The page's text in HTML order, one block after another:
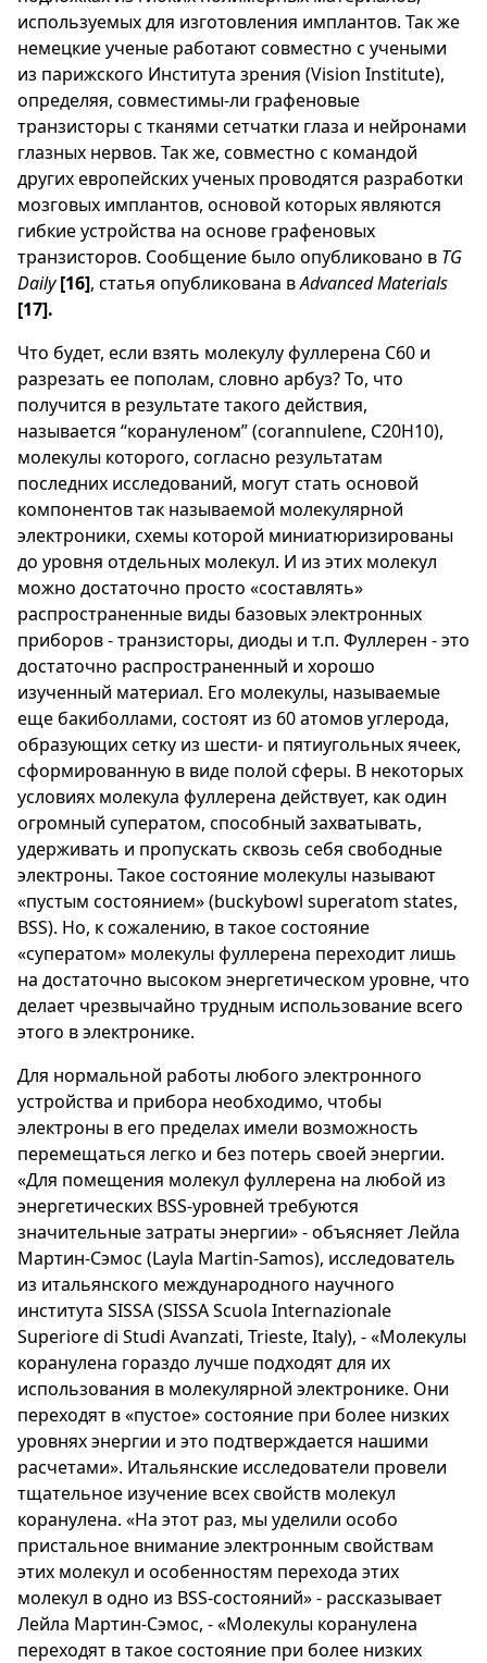
используемых для изготовления имплантов. Так же
немецкие ученые работают совместно с учеными
из парижского Института зрения (Vision Institute),
определяя, совместимы-ли графеновые
транзисторы с тканями сетчатки глаза и нейронами
глазных нервов. Так же, совместно с командой
других европейских ученых проводятся разработки
мозговых имплантов, основой которых являются
гибкие устройства на основе графеновых
транзисторов. Сообщение было опубликовано в TG
Daily[16], статья опубликована вAdvanced Materials
[17].
Что будет, если взять молекулу фуллерена C60 и
разрезать ее пополам, словно арбуз? То, что
получится в результате такого действия,
называется “корануленом” (corannulene, C20H10),
молекулы которого, согласно результатам
последних исследований, могут стать основой
компонентов так называемой молекулярной
электроники, схемы которой миниатюризированы
до уровня отдельных молекул. И из этих молекул
можно достаточно просто «составлять»
распространенные виды базовых электронных
приборов - транзисторы, диоды и т.п. Фуллерен - это
достаточно распространенный и хорошо
изученный материал. Его молекулы, называемые
еще бакиболлами, состоят из 60 атомов углерода,
образующих сетку из шести- и пятиугольных ячеек,
сформированную в виде полой сферы. В некоторых
условиях молекула фуллерена действует, как один
огромный суператом, способный захватывать,
удерживать и пропускать сквозь себя свободные
электроны. Такое состояние молекулы называют
«пустым состоянием» (buckybowl superatom states,
BSS). Но, к сожалению, в такое состояние
«суператом» молекулы фуллерена переходит лишь
на достаточно высоком энергетическом уровне, что
делает чрезвычайно трудным использование всего
этого в электронике.
Для нормальной работы любого электронного
устройства и прибора необходимо, чтобы
электроны в его пределах имели возможность
перемещаться легко и без потерь своей энергии.
«Для помещения молекул фуллерена на любой из
энергетических BSS-уровней требуются
значительные затраты энергии» - объясняет Лейла
Мартин-Сэмос (Layla Martin-Samos), исследователь
из итальянского международного научного
института SISSA (SISSA Scuola Internazionale
Superiore di Studi Avanzati, Trieste, Italy), - «Молекулы
коранулена гораздо лучше подходят для их
использования в молекулярной электронике. Они
переходят в «пустое» состояние при более низких
уровнях энергии и это подтверждается нашими
расчетами». Итальянские исследователи провели
тщательное изучение всех свойств молекул
коранулена. «На этот раз, мы уделили особо
пристальное внимание электронным свойствам
этих молекул и особенностям перехода этих
молекул в одно из BSS-состояний» - рассказывает
Лейла Мартин-Сэмос, - «Молекулы коранулена
переходят в такое состояние при более низких